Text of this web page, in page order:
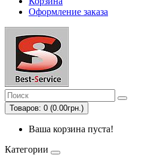
Оформление заказа
Товаров: 0 (0.00грн.)
Ваша корзина пуста!
Категории